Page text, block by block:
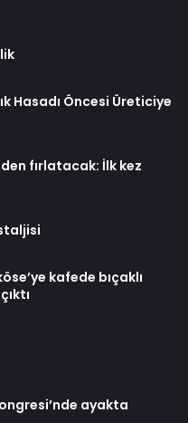
Hasadı Öncesi Üreticiye
fırlatacak: İlk kez
kafede bıçaklı
ayakta